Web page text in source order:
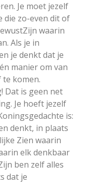
Je moet jezelf
die zo-even dit of
waarin
Als je in
je denkt dat je
manier om van
komen.
Dat is geen net
Je hoeft jezelf
is:
denkt, in plaats
Zien waarin
elk denkbaar
ben zelf alles
dat je